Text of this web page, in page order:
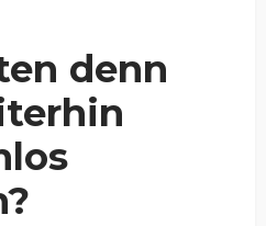
denn